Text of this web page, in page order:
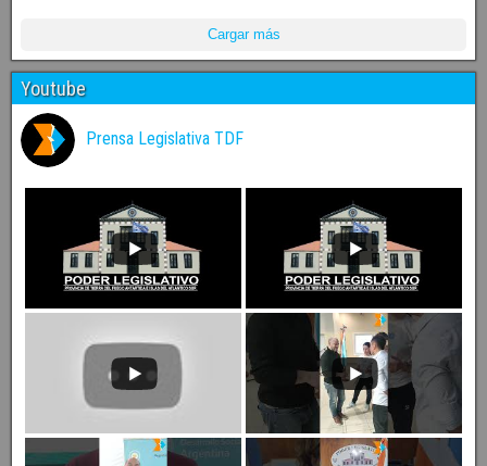
Cargar más
Youtube
Prensa Legislativa TDF